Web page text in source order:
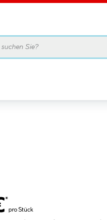
*
pro Stück